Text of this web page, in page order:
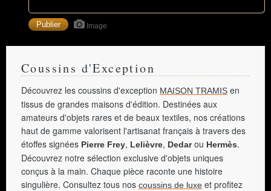
Image
Coussins d'Exception
Découvrez les coussins d'exception MAISON TRAMIS en
tissus de grandes maisons d'édition. Destinées aux
amateurs d'objets rares et de beaux textiles, nos créations
haut de gamme valorisent l'artisanat français à travers des
étoffes signées Pierre Frey, Lelièvre, Dedarou Hermès.
Découvrez notre sélection exclusive d'objets uniques
conçus à la main. Chaque pièce raconte une histoire
singulière. Consultez tous nos coussins de luxe et profitez